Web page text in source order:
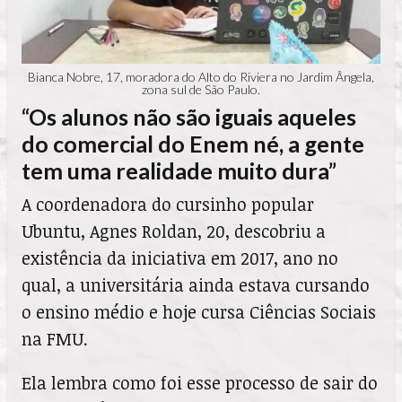
Bianca Nobre, 17, moradora do Alto do Riviera no Jardim Ângela,
zona sul de São Paulo.
“Os alunos não são iguais aqueles
do comercial do Enem né, a gente
tem uma realidade muito dura”
A coordenadora do cursinho popular
Ubuntu, Agnes Roldan, 20, descobriu a
existência da iniciativa em 2017, ano no
qual, a universitária ainda estava cursando
o ensino médio e hoje cursa Ciências Sociais
na FMU.
Ela lembra como foi esse processo de sair do